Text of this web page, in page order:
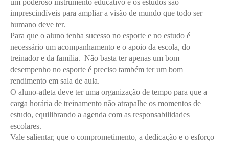
um poderoso instrumento educativo e os estudos são
imprescindíveis para ampliar a visão de mundo que todo ser
humano deve ter.
Para que o aluno tenha sucesso no esporte e no estudo é
necessário um acompanhamento e o apoio da escola, do
treinador e da família. Não basta ter apenas um bom
desempenho no esporte é preciso também ter um bom
rendimento em sala de aula.
O aluno-atleta deve ter uma organização de tempo para que a
carga horária de treinamento não atrapalhe os momentos de
estudo, equilibrando a agenda com as responsabilidades
escolares.
Vale salientar, que o comprometimento, a dedicação e o esforço